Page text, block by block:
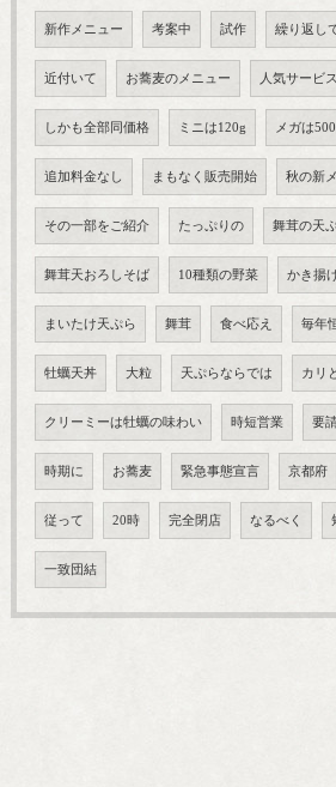
新作メニュー 考案中 試作 繰り返し
近付いて お蕎麦のメニュー 人気サービス
しかも全部同価格 ミニは120g メガは
追加料金なし まもなく販売開始 秋の新
その一部をご紹介 たっぷりの 舞茸の天
舞茸天おろしそば 10種類の野菜 かき揚
まいたけ天ぷら 舞茸 食べ応え 毎年
牡蠣天丼 大粒 天ぷらならでは カリ
クリーミーは牡蠣の味わい 時短営業 要
時期に お蕎麦 緊急事態宣言 京都府
従って 20時 完全閉店 なるべく
一致団結